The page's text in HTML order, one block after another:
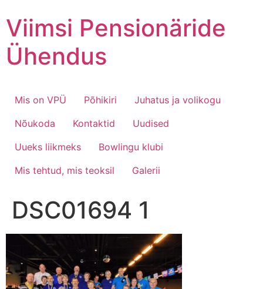
to
content
Viimsi Pensionäride
Ühendus
Mis on VPÜ Põhikiri
Juhatus ja volikogu
Nõukoda
Kontaktid
Uudised
Uueks liikmeks
Bowlingu klubi
Mis tehtud, mis teoksil
Galerii
DSC01694 1